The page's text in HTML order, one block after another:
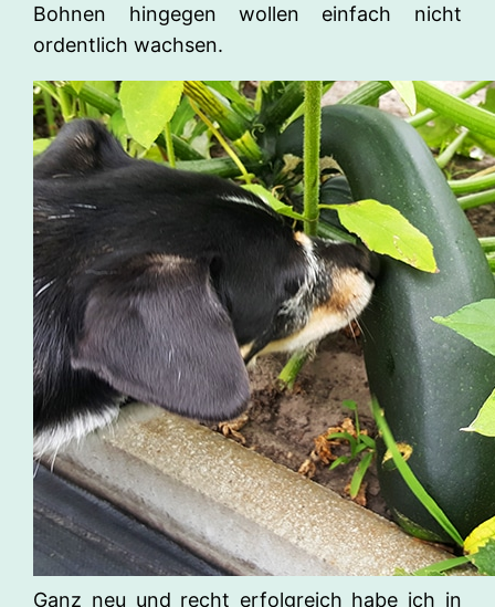
Bohnen hingegen wollen einfach nicht
ordentlich wachsen.
Ganz neu und recht erfolgreich habe ich in